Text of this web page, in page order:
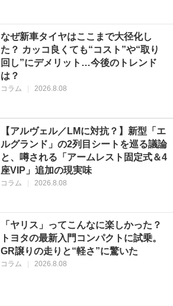
なぜ新車タイヤはここまで大径化し
た？ カッコ良くても“コスト”や“取り
回し”にデメリット…今後のトレンド
は？
コラム 2026.8.08
【アルヴェル／LMに対抗？】新型「エ
ルグランド」の2列目シートを巡る議論
と、噂される「アームレスト固定式＆4
座VIP」追加の現実味
コラム 2026.8.08
「ヤリス」ってこんなに楽しかった？
トヨタの最新入門コンパクトに試乗。
GR譲りの走りと“軽さ”に驚いた
コラム 2026.8.08